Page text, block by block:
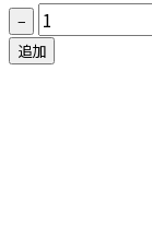
−
追加